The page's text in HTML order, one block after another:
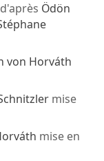
Ödön
von Horváth
mise
mise en